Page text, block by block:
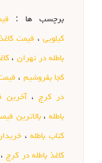
برچسب ها :
کیلویی، قیمت
باطله در تهران ،
کجا بفروشیم ،
در کرج، آخرین
باطله،بالاترین
کتاب باطله،
کاغذ باطله در کرج ،